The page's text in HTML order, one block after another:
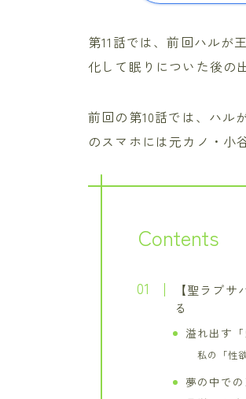
第11話では、前回ハルが
化して眠りについた後の
前回の第10話では、ハル
のスマホには元カノ・小
Contents
【聖ラブ
る
溢れ出す
私の「性
夢の中で